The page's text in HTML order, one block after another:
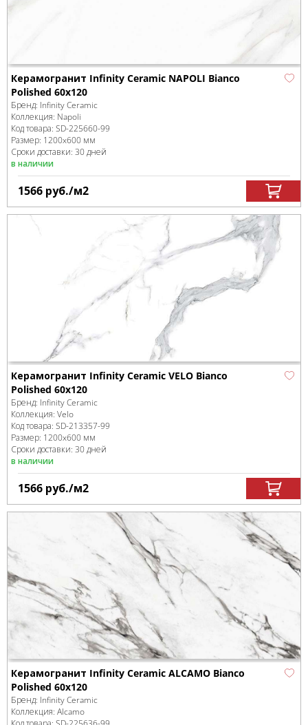
Керамогранит Infinity Ceramic NAPOLI Bianco
Polished 60x120
Бренд: Infinity Ceramic
Коллекция: Napoli
Код товара: SD-225660-99
Размер: 1200x600 мм
Сроки доставки: 30 дней
в наличии
1566 руб./м2
Керамогранит Infinity Ceramic VELO Bianco
Polished 60x120
Бренд: Infinity Ceramic
Коллекция: Velo
Код товара: SD-213357-99
Размер: 1200x600 мм
Сроки доставки: 30 дней
в наличии
1566 руб./м2
Керамогранит Infinity Ceramic ALCAMO Bianco
Polished 60x120
Бренд: Infinity Ceramic
Коллекция: Alcamo